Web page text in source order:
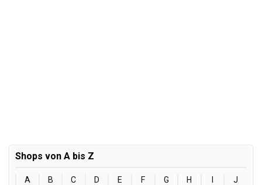
Shops von A bis Z
A B C D E F G H
J